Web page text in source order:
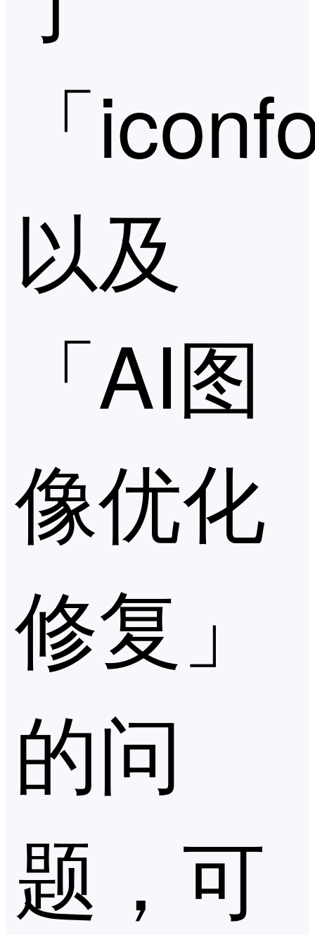
「
以及
「AI图
像优化
修复」
的问
题，可